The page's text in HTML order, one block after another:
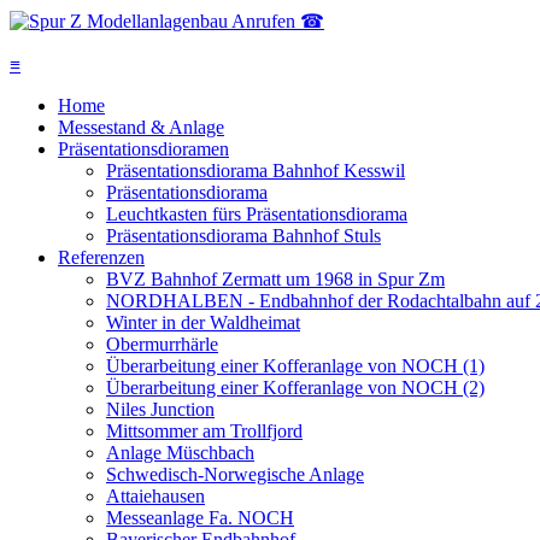
Anrufen ☎
≡
Home
Messestand & Anlage
Präsentationsdioramen
Präsentationsdiorama Bahnhof Kesswil
Präsentationsdiorama
Leuchtkasten fürs Präsentationsdiorama
Präsentationsdiorama Bahnhof Stuls
Referenzen
BVZ Bahnhof Zermatt um 1968 in Spur Zm
NORDHALBEN - Endbahnhof der Rodachtalbahn auf
Winter in der Waldheimat
Obermurrhärle
Überarbeitung einer Kofferanlage von NOCH (1)
Überarbeitung einer Kofferanlage von NOCH (2)
Niles Junction
Mittsommer am Trollfjord
Anlage Müschbach
Schwedisch-Norwegische Anlage
Attaiehausen
Messeanlage Fa. NOCH